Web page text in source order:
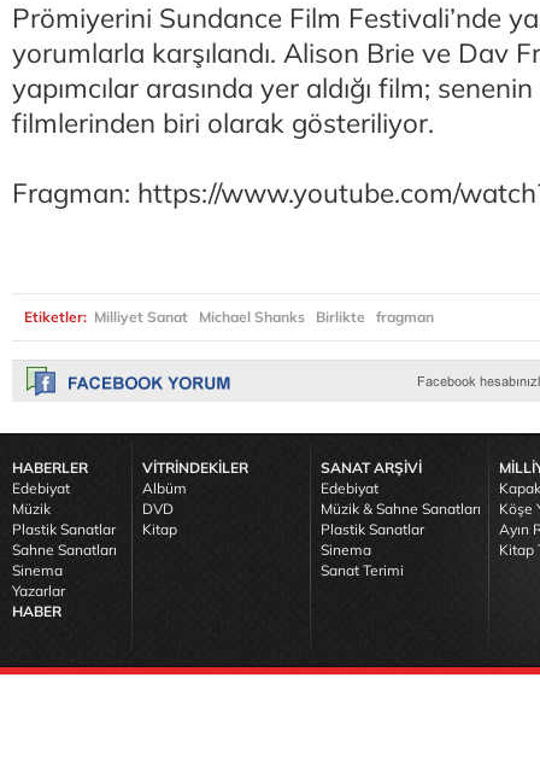
Prömiyerini Sundance Film Festivali’nde
yorumlarla karşılandı. Alison Brie ve Dav
yapımcılar arasında yer aldığı film;
filmlerinden biri olarak gösteriliyor.
Fragman: https://www.youtube.com/
Etiketler: Milliyet Sanat Michael Shanks Birlikte fragman
HABERLER
Edebiyat
Müzik
Plastik Sanatlar
Sahne Sanatları
Sinema
Yazarlar
HABER
VİTRİNDEKİLER
Albüm
DVD
Kitap
SANAT ARŞİVİ
Edebiyat
Müzik & Sahne Sanatları
Plastik Sanatlar
Sinema
Sanat Terimi
Köşe
Ayın
Kitap